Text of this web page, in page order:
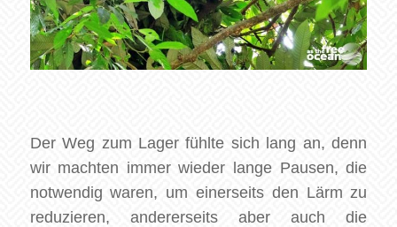
Der Weg zum Lager fühlte sich lang an, denn
wir machten immer wieder lange Pausen, die
notwendig waren, um einerseits den Lärm zu
reduzieren, andererseits aber auch die